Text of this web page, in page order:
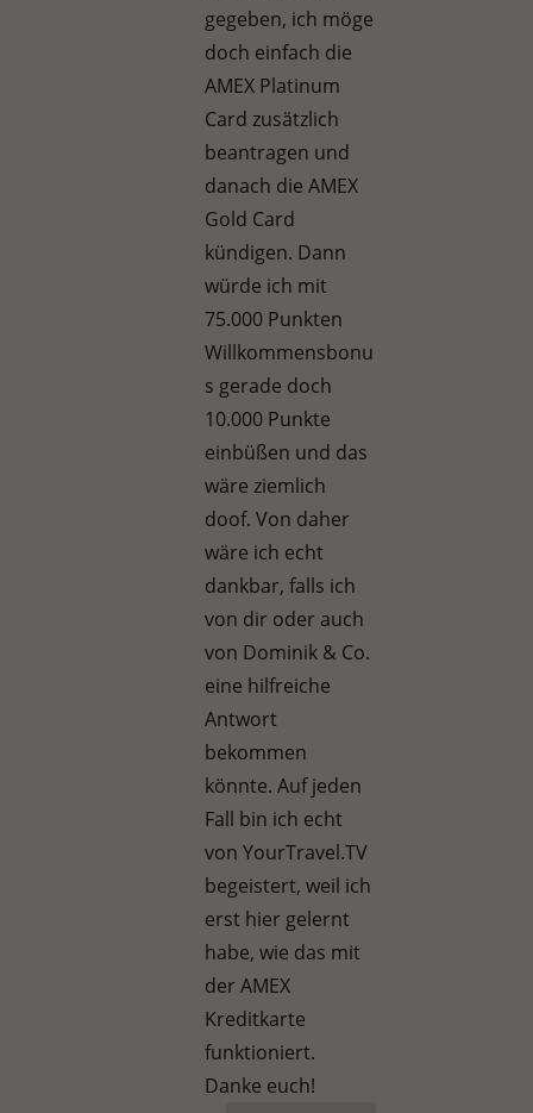
gegeben, ich möge
doch einfach die
AMEX Platinum
Card zusätzlich
beantragen und
danach die AMEX
Gold Card
kündigen. Dann
würde ich mit
75.000 Punkten
Willkommensbonu
s gerade doch
10.000 Punkte
einbüßen und das
wäre ziemlich
doof. Von daher
wäre ich echt
dankbar, falls ich
von dir oder auch
von Dominik & Co.
eine hilfreiche
Antwort
bekommen
könnte. Auf jeden
Fall bin ich echt
von YourTravel.TV
begeistert, weil ich
erst hier gelernt
habe, wie das mit
der AMEX
Kreditkarte
funktioniert.
Danke euch!